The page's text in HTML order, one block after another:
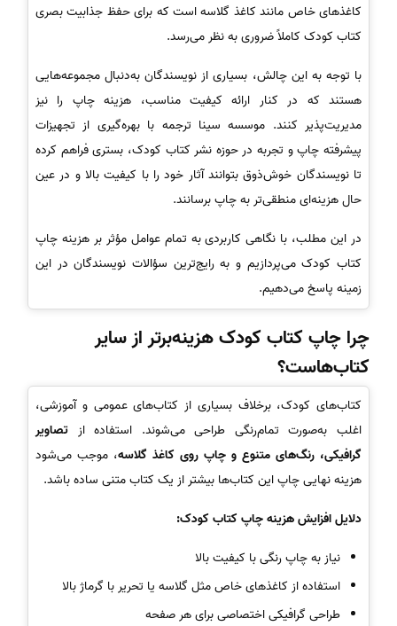
کاغذهای خاص مانند کاغذ گلاسه است که برای حفظ جذابیت بصری
کتاب کودک کاملاً ضروری به نظر می‌رسد.
با توجه به این چالش، بسیاری از نویسندگان به‌دنبال مجموعه‌هایی
هستند که در کنار ارائه کیفیت مناسب، هزینه چاپ را نیز
مدیریت‌پذیر کنند. موسسه سینا ترجمه با بهره‌گیری از تجهیزات
پیشرفته چاپ و تجربه در حوزه نشر کتاب کودک، بستری فراهم کرده
تا نویسندگان خوش‌ذوق بتوانند آثار خود را با کیفیت بالا و در عین
حال هزینه‌ای منطقی‌تر به چاپ برسانند.
در این مطلب، با نگاهی کاربردی به تمام عوامل مؤثر بر هزینه چاپ
کتاب کودک می‌پردازیم و به رایج‌ترین سؤالات نویسندگان در این
زمینه پاسخ می‌دهیم.
چرا چاپ کتاب کودک هزینه‌برتر از سایر
کتاب‌هاست؟
کتاب‌های کودک، برخلاف بسیاری از کتاب‌های عمومی و آموزشی،
اغلب به‌صورت تمام‌رنگی طراحی می‌شوند. استفاده از تصاویر
گرافیکی، رنگ‌های متنوع و چاپ روی کاغذ گلاسه، موجب می‌شود
هزینه نهایی چاپ این کتاب‌ها بیشتر از یک کتاب متنی ساده باشد.
دلایل افزایش هزینه چاپ کتاب کودک:
نیاز به چاپ رنگی با کیفیت بالا
استفاده از کاغذهای خاص مثل گلاسه یا تحریر با گرماژ بالا
طراحی گرافیکی اختصاصی برای هر صفحه